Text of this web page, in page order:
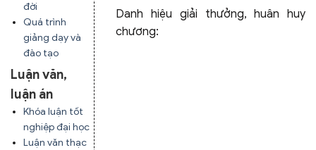
đời
Quá trình
giảng dạy và
đào tạo
Luận văn,
luận án
Khóa luận tốt
nghiệp đại học
Luận văn thạc
Danh hiệu giải thưởng, huân huy
chương: